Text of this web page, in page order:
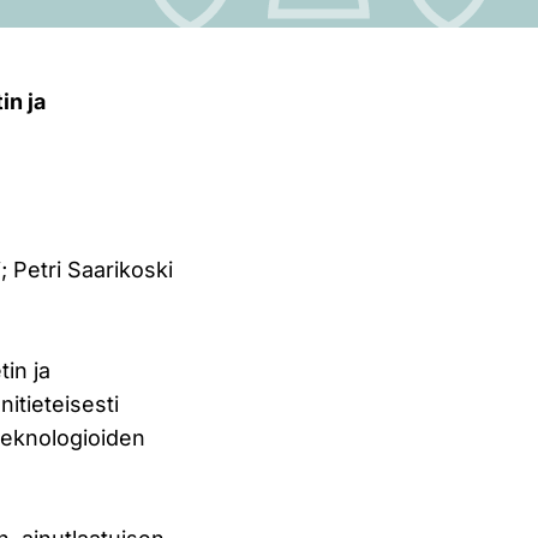
ja
; Petri Saarikoski
ja